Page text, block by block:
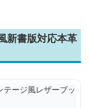
新書版対応本革